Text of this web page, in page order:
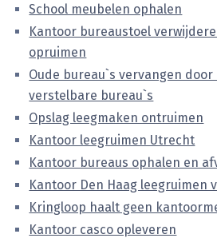
School meubelen ophalen
Kantoor bureaustoel
opruimen
Oude bureau`s vervangen
verstelbare bureau`s
Opslag leegmaken ontruimen
Kantoor leegruimen Utrecht
Kantoor bureaus ophalen en
Kantoor Den Haag leegruimen
Kringloop haalt geen
Kantoor casco opleveren